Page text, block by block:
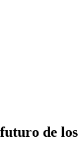
de